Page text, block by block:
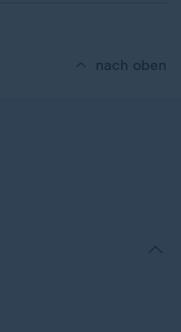
nach oben